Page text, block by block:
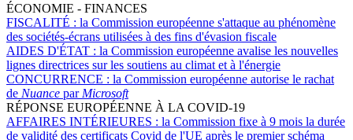
ÉCONOMIE - FINANCES
FISCALITÉ : la Commission européenne s'attaque au phénomène
des sociétés-écrans utilisées à des fins d'évasion fiscale
AIDES D'ÉTAT : la Commission européenne avalise les nouvelles
lignes directrices sur les soutiens au climat et à l'énergie
CONCURRENCE : la Commission européenne autorise le rachat
de Nuance par Microsoft
RÉPONSE EUROPÉENNE À LA COVID-19
AFFAIRES INTÉRIEURES : la Commission fixe à 9 mois la durée
de validité des certificats Covid de l'UE après le premier schéma